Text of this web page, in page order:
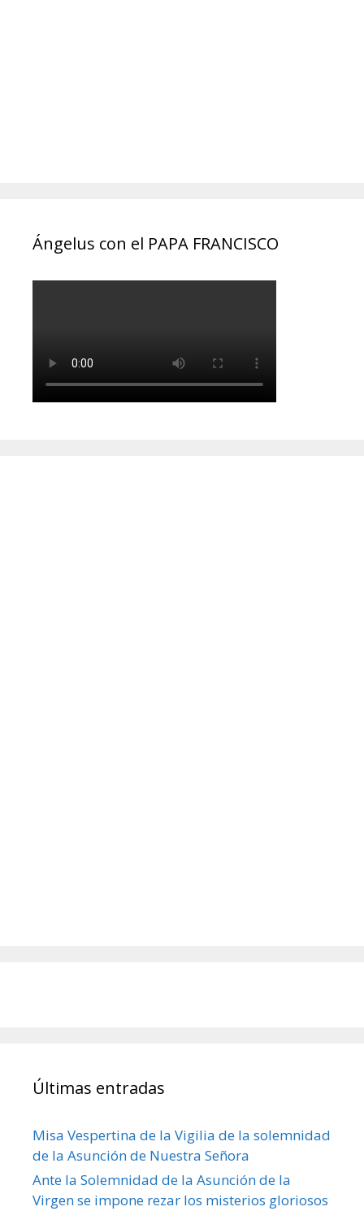
Ángelus con el PAPA FRANCISCO
Últimas entradas
Misa Vespertina de la Vigilia de la solemnidad
de la Asunción de Nuestra Señora
Ante la Solemnidad de la Asunción de la
Virgen se impone rezar los misterios gloriosos